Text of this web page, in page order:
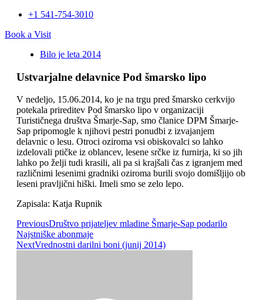
+1 541-754-3010​
Book a Visit
Bilo je leta 2014
Ustvarjalne delavnice Pod šmarsko lipo
V nedeljo, 15.06.2014, ko je na trgu pred šmarsko cerkvijo
potekala prireditev Pod šmarsko lipo v organizaciji
Turističnega društva Šmarje-Sap, smo članice DPM Šmarje-
Sap pripomogle k njihovi pestri ponudbi z izvajanjem
delavnic o lesu. Otroci oziroma vsi obiskovalci so lahko
izdelovali ptičke iz oblancev, lesene srčke iz furnirja, ki so jih
lahko po želji tudi krasili, ali pa si krajšali čas z igranjem med
različnimi lesenimi gradniki oziroma burili svojo domišljijo ob
leseni pravljični hiški. Imeli smo se zelo lepo.
Zapisala: Katja Rupnik
PreviousDruštvo prijateljev mladine Šmarje-Sap podarilo
Najstniške abonmaje
NextVrednostni darilni boni (junij 2014)